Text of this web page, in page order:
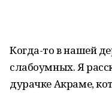
Когда-то в нашей
слабоумных. Я
дурачке Акраме,